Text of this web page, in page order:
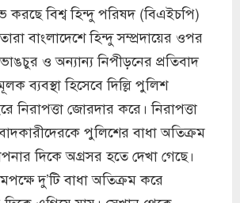
করছে বিশ্ব হিন্দু পরিষদ (বিএইচপি)
বাংলাদেশে হিন্দু সম্প্রদায়ের ওপর
ও অন্যান্য নিপীড়নের প্রতিবাদ
ব্যবস্থা হিসেবে দিল্লি পুলিশ
নিরাপত্তা জোরদার করে। নিরাপত্তা
পুলিশের বাধা অতিক্রম
দিকে অগ্রসর হতে দেখা গেছে।
দু’টি বাধা অতিক্রম করে